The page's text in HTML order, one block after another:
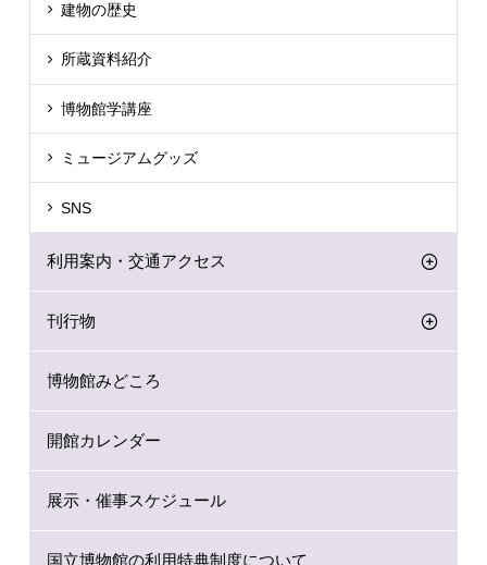
建物の歴史
所蔵資料紹介
博物館学講座
ミュージアムグッズ
SNS
利用案内・交通アクセス
刊行物
博物館みどころ
開館カレンダー
展示・催事スケジュール
国立博物館の利用特典制度について